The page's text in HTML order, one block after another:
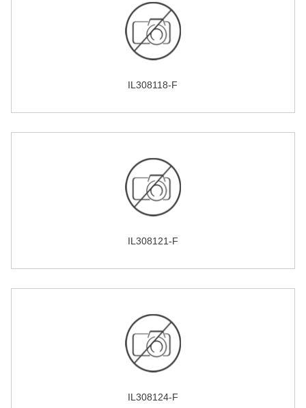
IL308118-F
IL308121-F
IL308124-F